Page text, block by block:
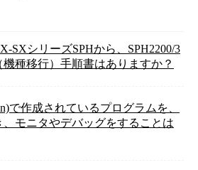
SXシリーズSPHから、SPH2200/3
機種移行）手順書はありますか？
で作成されているプログラムを、
、モニタやデバッグをすることは